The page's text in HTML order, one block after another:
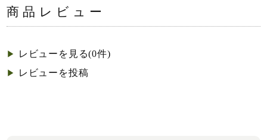
商品レビュー
▶︎ レビューを見る(0件)
▶︎ レビューを投稿